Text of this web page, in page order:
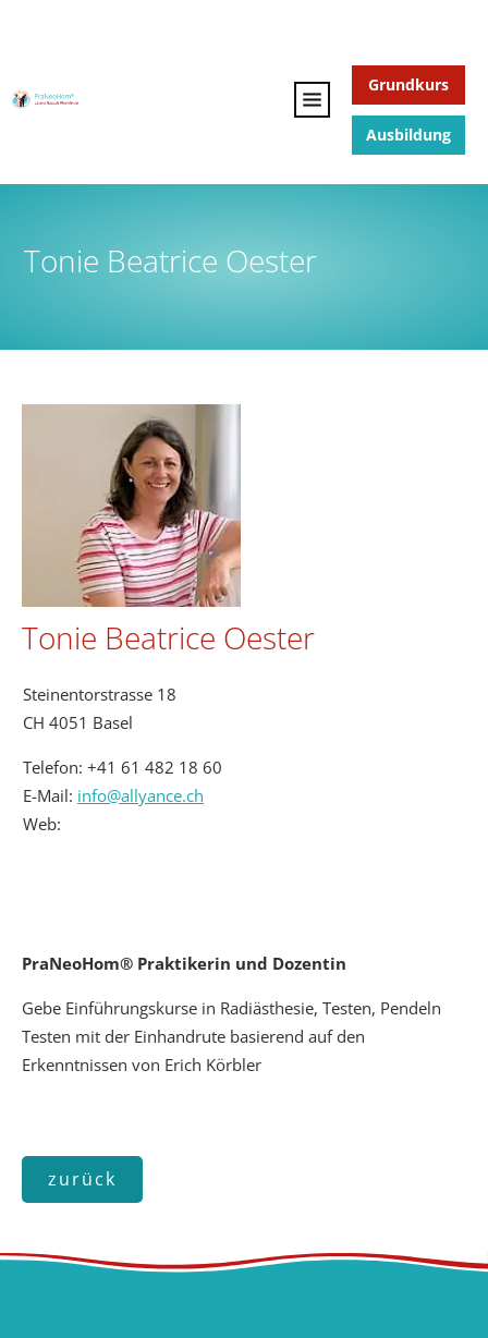
Grundkurs
Ausbildung
Tonie Beatrice Oester
Tonie Beatrice Oester
Steinentorstrasse 18
CH 4051 Basel
Telefon: +41 61 482 18 60
E-Mail: info@allyance.ch
Web:
PraNeoHom® Praktikerin und Dozentin
Gebe Einführungskurse in Radiästhesie, Testen, Pendeln
Testen mit der Einhandrute basierend auf den
Erkenntnissen von Erich Körbler
zurück